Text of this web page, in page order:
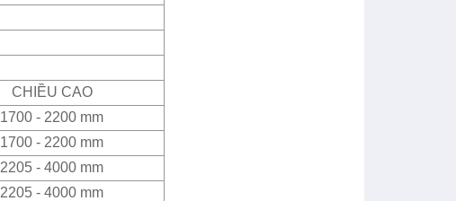
CHIỀU CAO
1700 - 2200 mm
1700 - 2200 mm
2205 - 4000 mm
2205 - 4000 mm